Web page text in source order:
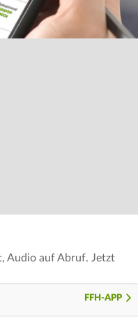
Audio auf Abruf. Jetzt
FFH-APP